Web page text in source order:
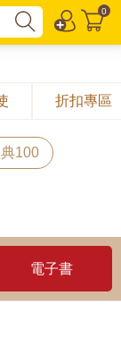
0
折扣專區
100
電子書